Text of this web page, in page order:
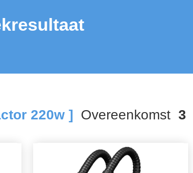
220w ] Overeenkomst 3